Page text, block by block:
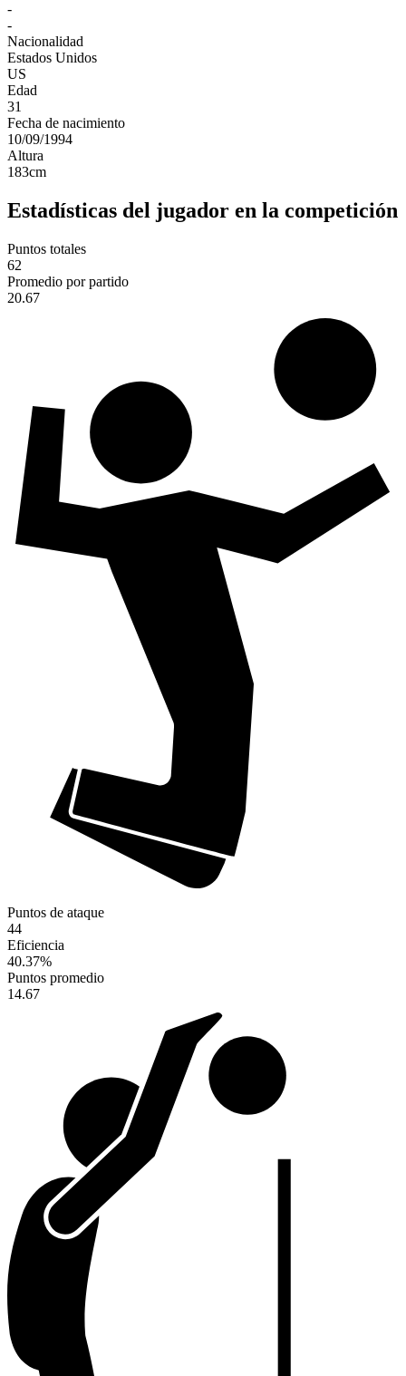
-
-
Nacionalidad
Estados Unidos
US
Edad
31
Fecha de nacimiento
10/09/1994
Altura
183cm
Estadísticas del jugador en la competición
Puntos totales
62
Promedio por partido
20.67
Puntos de ataque
44
Eficiencia
40.37%
Puntos promedio
14.67